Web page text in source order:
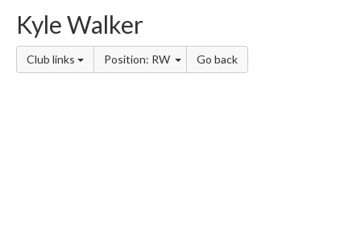
Kyle Walker
Club links Position: RW Go back